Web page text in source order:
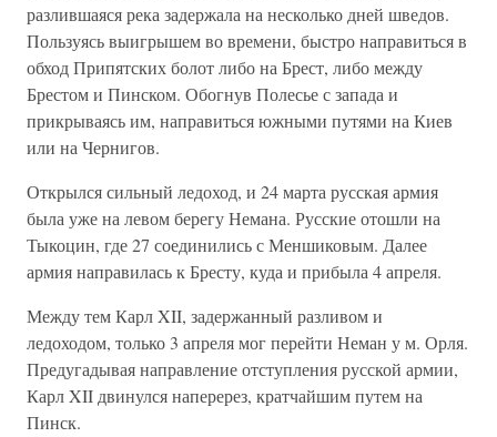
разлившаяся река задержала на несколько дней шведов.
Пользуясь выигрышем во времени, быстро направиться в
обход Припятских болот либо на Брест, либо между
Брестом и Пинском. Обогнув Полесье с запада и
прикрываясь им, направиться южными путями на Киев
или на Чернигов.
Открылся сильный ледоход, и 24 марта русская армия
была уже на левом берегу Немана. Русские отошли на
Тыкоцин, где 27 соединились с Меншиковым. Далее
армия направилась к Бресту, куда и прибыла 4 апреля.
Между тем Карл XII, задержанный разливом и
ледоходом, только 3 апреля мог перейти Неман у м. Орля.
Предугадывая направление отступления русской армии,
Карл XII двинулся наперерез, кратчайшим путем на
Пинск.